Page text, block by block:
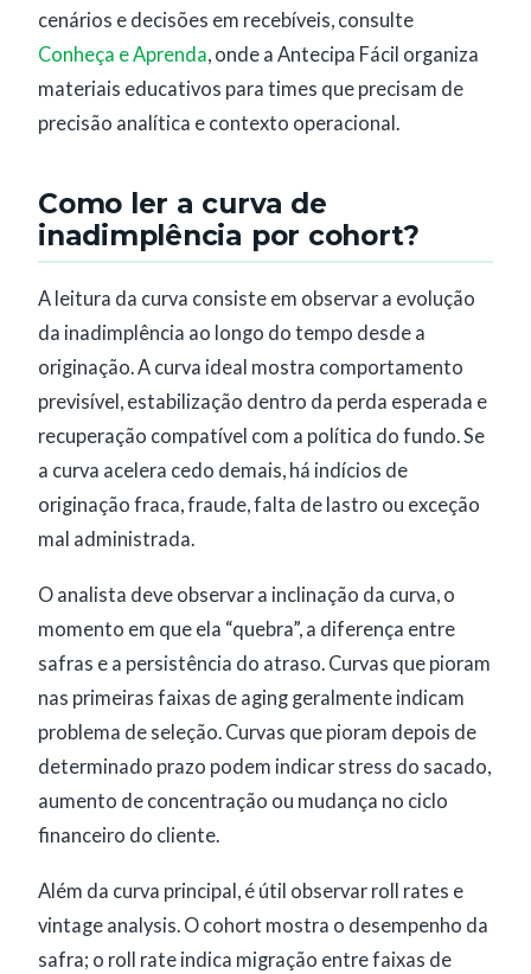
cenários e decisões em recebíveis, consulte
Conheça e Aprenda, onde a Antecipa Fácil organiza
materiais educativos para times que precisam de
precisão analítica e contexto operacional.
Como ler a curva de
inadimplência por cohort?
A leitura da curva consiste em observar a evolução
da inadimplência ao longo do tempo desde a
originação. A curva ideal mostra comportamento
previsível, estabilização dentro da perda esperada e
recuperação compatível com a política do fundo. Se
a curva acelera cedo demais, há indícios de
originação fraca, fraude, falta de lastro ou exceção
mal administrada.
O analista deve observar a inclinação da curva, o
momento em que ela “quebra”, a diferença entre
safras e a persistência do atraso. Curvas que pioram
nas primeiras faixas de aging geralmente indicam
problema de seleção. Curvas que pioram depois de
determinado prazo podem indicar stress do sacado,
aumento de concentração ou mudança no ciclo
financeiro do cliente.
Além da curva principal, é útil observar roll rates e
vintage analysis. O cohort mostra o desempenho da
safra; o roll rate indica migração entre faixas de